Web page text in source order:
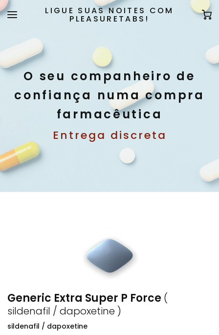
LIGUE SUAS NOITES COM
PLEASURETABS!
O seu companheiro de
confiança numa compra
farmacêutica
Entrega discreta
Generic Extra Super P Force (
sildenafil / dapoxetine )
sildenafil / dapoxetine